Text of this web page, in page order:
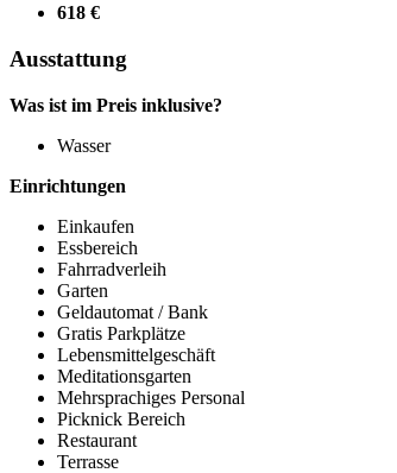
618 €
Ausstattung
Was ist im Preis inklusive?
Wasser
Einrichtungen
Einkaufen
Essbereich
Fahrradverleih
Garten
Geldautomat / Bank
Gratis Parkplätze
Lebensmittelgeschäft
Meditationsgarten
Mehrsprachiges Personal
Picknick Bereich
Restaurant
Terrasse